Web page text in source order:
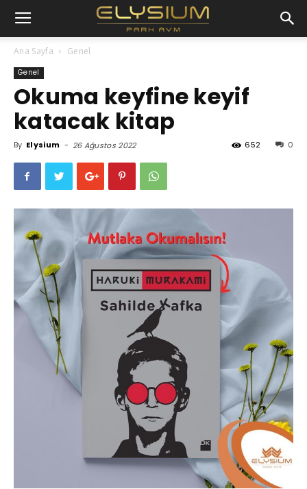
Ana Sayfa Genel
Genel
Okuma keyfine keyif
katacak kitap
By Elysium - 26 Ağustos 2022 0
652